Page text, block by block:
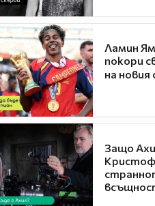
Ламин
покори
на
Защо